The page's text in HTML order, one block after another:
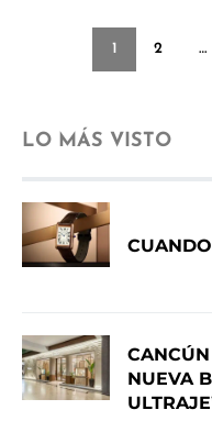
1 2 …
LO MÁS VISTO
NUEVA